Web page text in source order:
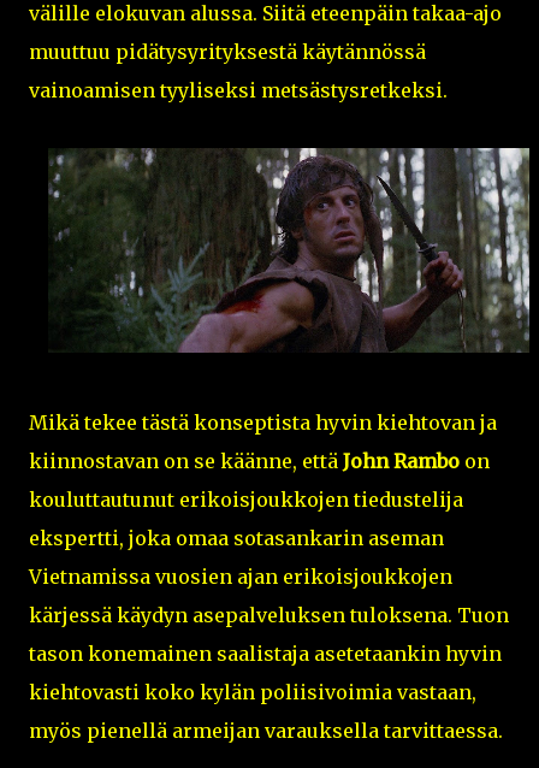
välille elokuvan alussa. Siitä eteenpäin takaa-ajo
muuttuu pidätysyrityksestä käytännössä
vainoamisen tyyliseksi metsästysretkeksi.
Mikä tekee tästä konseptista hyvin kiehtovan ja
kiinnostavan on se käänne, että John Rambo on
kouluttautunut erikoisjoukkojen tiedustelija
ekspertti, joka omaa sotasankarin aseman
Vietnamissa vuosien ajan erikoisjoukkojen
kärjessä käydyn asepalveluksen tuloksena. Tuon
tason konemainen saalistaja asetetaankin hyvin
kiehtovasti koko kylän poliisivoimia vastaan,
myös pienellä armeijan varauksella tarvittaessa.